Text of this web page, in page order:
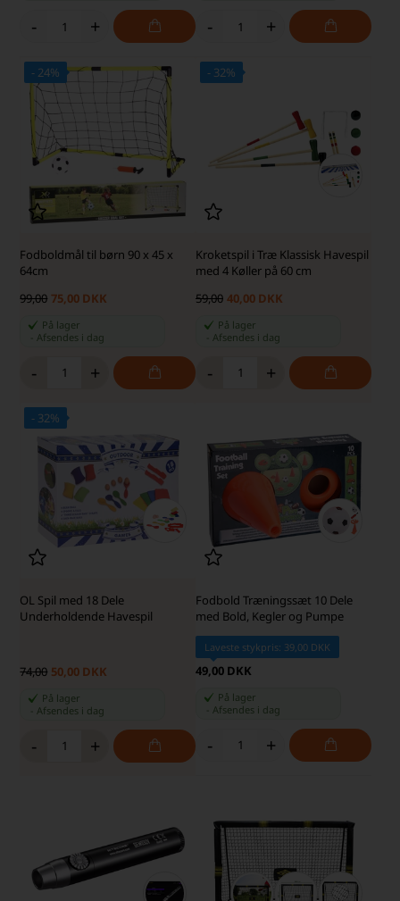
- + - +
- 24%
Fodboldmål til børn 90 x 45 x
64cm
99,00 75,00 DKK
På lager
Afsendes i dag
- +
- 32%
Kroketspil i Træ Klassisk Havespil
med 4 Køller på 60 cm
59,00 40,00 DKK
På lager
Afsendes i dag
- +
- 32%
OL Spil med 18 Dele
Underholdende Havespil
74,00 50,00 DKK
På lager
Afsendes i dag
- +
Fodbold Træningssæt 10 Dele
med Bold, Kegler og Pumpe
Laveste stykpris: 39,00 DKK
49,00 DKK
På lager
Afsendes i dag
- +